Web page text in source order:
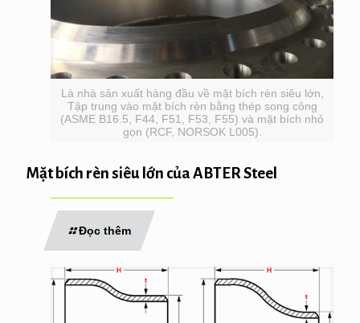
Là nhà sản xuất hàng đầu về mặt bích rèn siêu lớn,
Tập trung vào mặt bích rèn bằng thép song công
(ASME B16.5, F44, F51, F53, F55) và mặt bích nhỏ
gọn (RCF, NORSOK L005).
Mặt bích rèn siêu lớn của ABTER Steel
Đọc thêm